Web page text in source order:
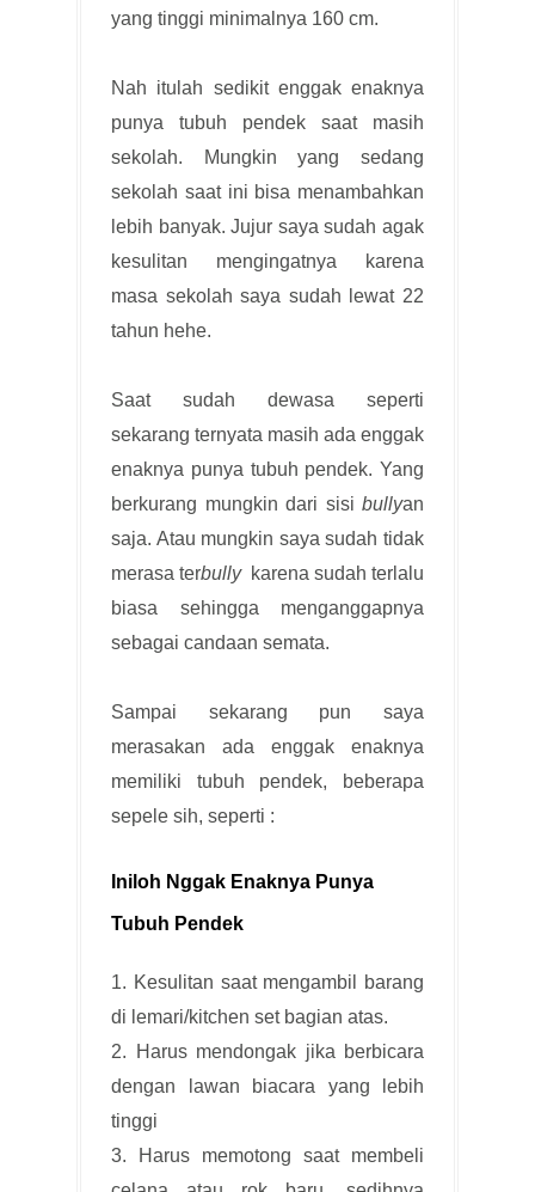
yang tinggi minimalnya 160 cm.
Nah itulah sedikit enggak enaknya
punya tubuh pendek saat masih
sekolah. Mungkin yang sedang
sekolah saat ini bisa menambahkan
lebih banyak. Jujur saya sudah agak
kesulitan mengingatnya karena
masa sekolah saya sudah lewat 22
tahun hehe.
Saat sudah dewasa seperti
sekarang ternyata masih ada enggak
enaknya punya tubuh pendek. Yang
berkurang mungkin dari sisi bullyan
saja. Atau mungkin saya sudah tidak
merasa terbully karena sudah terlalu
biasa sehingga menganggapnya
sebagai candaan semata.
Sampai sekarang pun saya
merasakan ada enggak enaknya
memiliki tubuh pendek, beberapa
sepele sih, seperti :
Iniloh Nggak Enaknya Punya
Tubuh Pendek
1. Kesulitan saat mengambil barang
di lemari/kitchen set bagian atas.
2. Harus mendongak jika berbicara
dengan lawan biacara yang lebih
tinggi
3. Harus memotong saat membeli